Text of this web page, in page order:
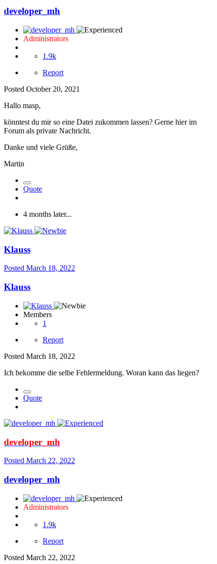
developer_mh
Administrators
1.9k
Report
Posted October 20, 2021
Hallo masp,
könntest du mir so eine Datei zukommen lassen? Gerne hier im
Forum als private Nachricht.
Danke und viele Grüße,
Martin
Quote
4 months later...
Klauss
Posted March 18, 2022
Klauss
Members
1
Report
Posted March 18, 2022
Ich bekomme die selbe Fehlermeldung. Woran kann das liegen?
Quote
developer_mh
Posted March 22, 2022
developer_mh
Administrators
1.9k
Report
Posted March 22, 2022